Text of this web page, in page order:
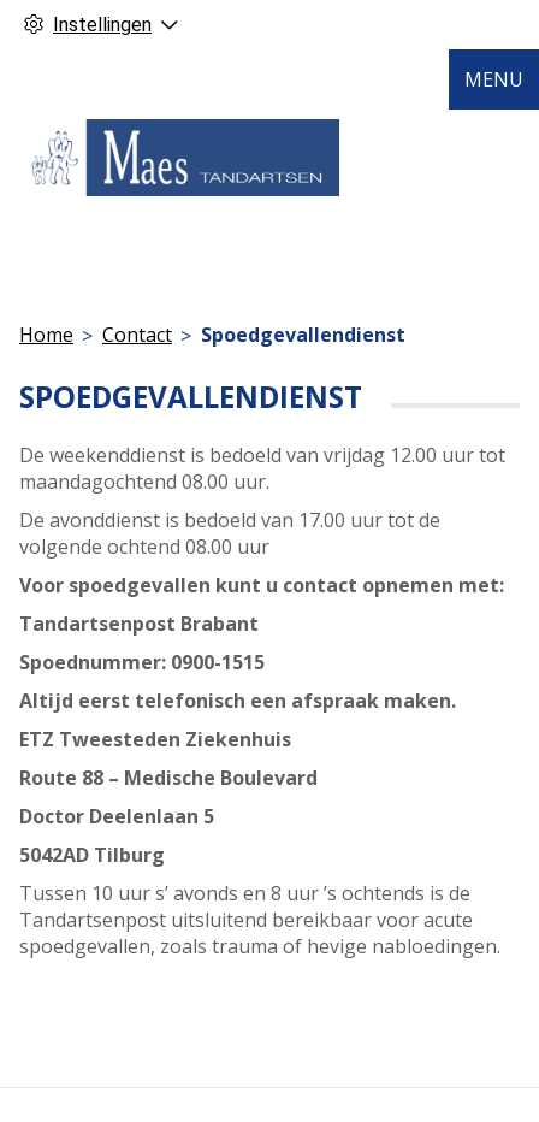
Instellingen
MENU
Home Contact Spoedgevallendienst
SPOEDGEVALLENDIENST
De weekenddienst is bedoeld van vrijdag 12.00 uur tot
maandagochtend 08.00 uur.
De avonddienst is bedoeld van 17.00 uur tot de
volgende ochtend 08.00 uur
Voor spoedgevallen kunt u contact opnemen met:
Tandartsenpost Brabant
Spoednummer: 0900-1515
Altijd eerst telefonisch een afspraak maken.
ETZ Tweesteden Ziekenhuis
Route 88 – Medische Boulevard
Doctor Deelenlaan 5
5042AD Tilburg
Tussen 10 uur s’ avonds en 8 uur ’s ochtends is de
Tandartsenpost uitsluitend bereikbaar voor acute
spoedgevallen, zoals trauma of hevige nabloedingen.